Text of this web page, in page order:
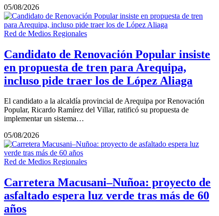
05/08/2026
Red de Medios Regionales
Candidato de Renovación Popular insiste
en propuesta de tren para Arequipa,
incluso pide traer los de López Aliaga
El candidato a la alcaldía provincial de Arequipa por Renovación
Popular, Ricardo Ramírez del Villar, ratificó su propuesta de
implementar un sistema…
05/08/2026
Red de Medios Regionales
Carretera Macusani–Nuñoa: proyecto de
asfaltado espera luz verde tras más de 60
años